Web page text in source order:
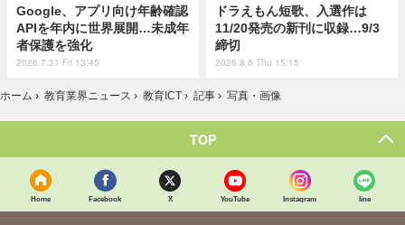
Google、アプリ向け年齢確認
APIを年内に世界展開…未成年
者保護を強化
2026.7.31 Fri 13:45
ドラえもん短歌、入選作は
11/20発売の新刊に収録…9/3
締切
2026.8.6 Thu 15:15
ホーム › 教育業界ニュース › 教育ICT › 記事 › 写真・画像
TOP
Home Facebook X YouTube Instagram line